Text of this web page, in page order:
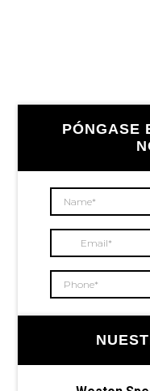
Barra
principal
PÓNGASE